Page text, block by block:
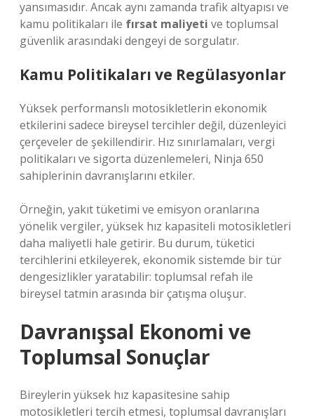
yansımasıdır. Ancak aynı zamanda trafik altyapısı ve
kamu politikaları ile fırsat maliyeti ve toplumsal
güvenlik arasındaki dengeyi de sorgulatır.
Kamu Politikaları ve Regülasyonlar
Yüksek performanslı motosikletlerin ekonomik
etkilerini sadece bireysel tercihler değil, düzenleyici
çerçeveler de şekillendirir. Hız sınırlamaları, vergi
politikaları ve sigorta düzenlemeleri, Ninja 650
sahiplerinin davranışlarını etkiler.
Örneğin, yakıt tüketimi ve emisyon oranlarına
yönelik vergiler, yüksek hız kapasiteli motosikletleri
daha maliyetli hale getirir. Bu durum, tüketici
tercihlerini etkileyerek, ekonomik sistemde bir tür
dengesizlikleryaratabilir: toplumsal refah ile
bireysel tatmin arasında bir çatışma oluşur.
Davranışsal Ekonomi ve
Toplumsal Sonuçlar
Bireylerin yüksek hız kapasitesine sahip
motosikletleri tercih etmesi, toplumsal davranışları